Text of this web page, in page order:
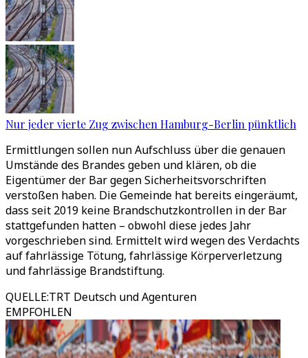
Nur jeder vierte Zug zwischen Hamburg-Berlin pünktlich
Ermittlungen sollen nun Aufschluss über die genauen
Umstände des Brandes geben und klären, ob die
Eigentümer der Bar gegen Sicherheitsvorschriften
verstoßen haben. Die Gemeinde hat bereits eingeräumt,
dass seit 2019 keine Brandschutzkontrollen in der Bar
stattgefunden hatten – obwohl diese jedes Jahr
vorgeschrieben sind. Ermittelt wird wegen des Verdachts
auf fahrlässige Tötung, fahrlässige Körperverletzung
und fahrlässige Brandstiftung.
QUELLE:TRT Deutsch und Agenturen
EMPFOHLEN